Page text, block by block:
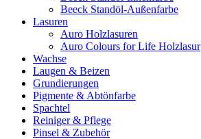
Beeck Standöl-Außenfarbe
Lasuren
Auro Holzlasuren
Auro Colours for Life Holzlasur
Wachse
Laugen & Beizen
Grundierungen
Pigmente & Abtönfarbe
Spachtel
Reiniger & Pflege
Pinsel & Zubehör